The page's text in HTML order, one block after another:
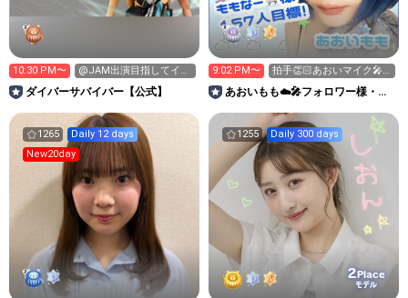
10:30 PM〜
@JAM出演目指してイベ
ント挑戦中！
‪ダイバーサバイバー【公式】
9:02 PM〜
拍手👏🏻あおいマイク🎤
🩵お待ちしてます🍑
あおいもも☁️🎤フォロワー様・も
1265
Daily 12 days
New20day
1255 Daily 300 days
2Place
モデル